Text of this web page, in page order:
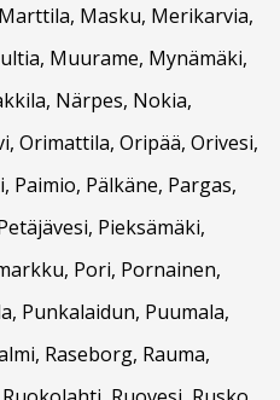
Masku, Merikarvia,
Muurame, Mynämäki,
Närpes, Nokia,
Orimattila, Oripää, Orivesi,
Paimio, Pälkäne, Pargas,
Pieksämäki,
Pori, Pornainen,
Punkalaidun, Puumala,
Raseborg, Rauma,